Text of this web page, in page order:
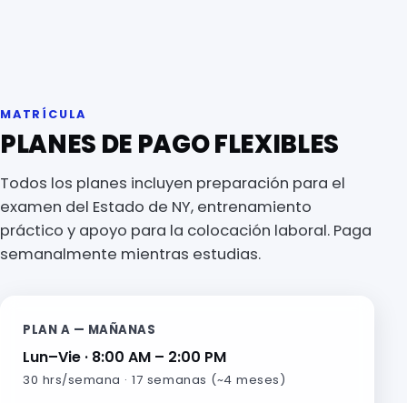
MATRÍCULA
PLANES DE PAGO FLEXIBLES
Todos los planes incluyen preparación para el
examen del Estado de NY, entrenamiento
práctico y apoyo para la colocación laboral. Paga
semanalmente mientras estudias.
PLAN A — MAÑANAS
Lun–Vie · 8:00 AM – 2:00 PM
30 hrs/semana · 17 semanas (~4 meses)